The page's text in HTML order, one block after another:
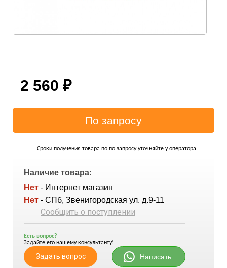
2 560 ₽
Сроки получения товара по по запросу уточняйте у оператора
Наличие товара:
Нет - Интернет магазин
Нет - СПб, Звенигородская ул. д.9-11
Сообщить о поступлении
Есть вопрос?
Задайте его нашему консультанту!
Задать вопрос Написать